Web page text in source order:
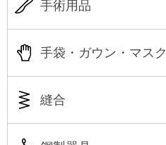
手術用品
手袋・ガウン・マスク
縫合